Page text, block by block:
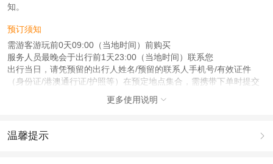
知。
预订须知
需游客游玩前0天09:00（当地时间）前购买
服务人员最晚会于出行前1天23:00（当地时间）联系您
出行当日，请凭预留的出行人姓名/预留的联系人手机号/有效证件
（身份证/港澳通行证/护照等）在预定地点集合，需携带下单时提交
成人：18周岁 – 59周岁；
儿童：3周岁 – 17周岁；
更多使用说明 
温馨提示 